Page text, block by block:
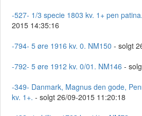
-527- 1/3 specie 1803 kv. 1+ pen
2015 14:35:16
-794- 5 øre 1916 kv. 0. NM150 - solgt
-792- 5 øre 1912 kv. 0/01. NM146 -
-349- Danmark, Magnus den gode,
kv. 1+. - solgt 26/09-2015 11:20:18